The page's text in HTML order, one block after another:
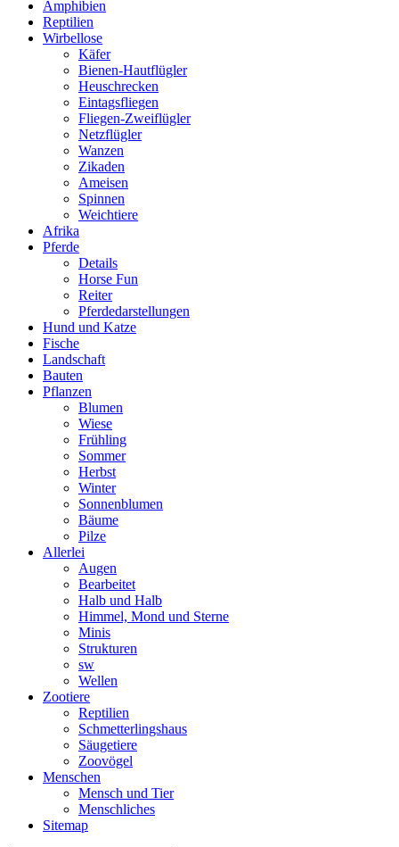
Amphibien
Reptilien
Wirbellose
Käfer
Bienen-Hautflügler
Heuschrecken
Eintagsfliegen
Fliegen-Zweiflügler
Netzflügler
Wanzen
Zikaden
Ameisen
Spinnen
Weichtiere
Afrika
Pferde
Details
Horse Fun
Reiter
Pferdedarstellungen
Hund und Katze
Fische
Landschaft
Bauten
Pflanzen
Blumen
Wiese
Frühling
Sommer
Herbst
Winter
Sonnenblumen
Bäume
Pilze
Allerlei
Augen
Bearbeitet
Halb und Halb
Himmel, Mond und Sterne
Minis
Strukturen
sw
Wellen
Zootiere
Reptilien
Schmetterlingshaus
Säugetiere
Zoovögel
Menschen
Mensch und Tier
Menschliches
Sitemap